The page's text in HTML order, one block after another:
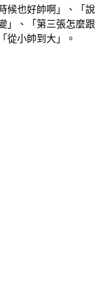
候也好帥啊」、「說
」、「第三張怎麼跟
從小帥到大」。